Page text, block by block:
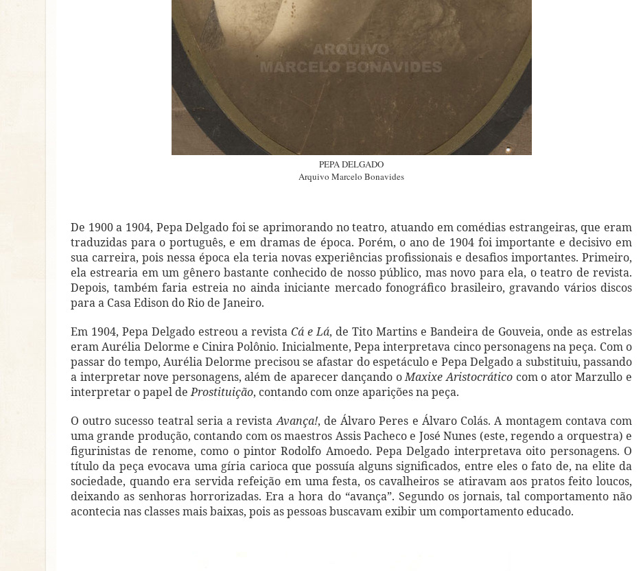
PEPA DELGADO
Arquivo Marcelo Bonavides
De 1900 a 1904, Pepa Delgado foi se aprimorando no teatro, atuando em comédias estrangeiras, que eram
traduzidas para o português, e em dramas de época. Porém, o ano de 1904 foi importante e decisivo em
sua carreira, pois nessa época ela teria novas experiências profissionais e desafios importantes. Primeiro,
ela estrearia em um gênero bastante conhecido de nosso público, mas novo para ela, o teatro de revista.
Depois, também faria estreia no ainda iniciante mercado fonográfico brasileiro, gravando vários discos
para a Casa Edison do Rio de Janeiro.
Em 1904, Pepa Delgado estreou a revista Cá e Lá, de Tito Martins e Bandeira de Gouveia, onde as estrelas
eram Aurélia Delorme e Cinira Polônio. Inicialmente, Pepa interpretava cinco personagens na peça. Com o
passar do tempo, Aurélia Delorme precisou se afastar do espetáculo e Pepa Delgado a substituiu, passando
a interpretar nove personagens, além de aparecer dançando oMaxixe Aristocrático com o ator Marzullo e
interpretar o papel deProstituição, contando com onze aparições na peça.
O outro sucesso teatral seria a revistaAvança!, de Álvaro Peres e Álvaro Colás. A montagem contava com
uma grande produção, contando com os maestros Assis Pacheco e José Nunes (este, regendo a orquestra) e
figurinistas de renome, como o pintor Rodolfo Amoedo. Pepa Delgado interpretava oito personagens. O
título da peça evocava uma gíria carioca que possuía alguns significados, entre eles o fato de, na elite da
sociedade, quando era servida refeição em uma festa, os cavalheiros se atiravam aos pratos feito loucos,
deixando as senhoras horrorizadas. Era a hora do “avança”. Segundo os jornais, tal comportamento não
acontecia nas classes mais baixas, pois as pessoas buscavam exibir um comportamento educado.